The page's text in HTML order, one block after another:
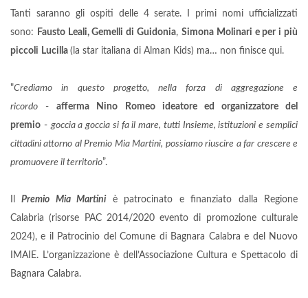
Tanti saranno gli ospiti delle 4 serate. I primi nomi ufficializzati
sono:
Fausto Leali, Gemelli di Guidonia, Simona Molinari e per i più
piccoli Lucilla (la star italiana di Alman Kids) ma… non finisce qui.
"Crediamo in questo progetto, nella forza di aggregazione e
ricordo -afferma Nino Romeo ideatore ed organizzatore del
premio - goccia a goccia si fa il mare, tutti Insieme, istituzioni e semplici
cittadini attorno al Premio Mia Martini, possiamo riuscire a far crescere e
promuovere il territorio”.
IlPremio Mia Martiniè patrocinato e finanziato dalla Regione
Calabria (risorse PAC 2014/2020 evento di promozione culturale
2024), e il Patrocinio del Comune di Bagnara Calabra e del Nuovo
IMAIE. L’organizzazione è dell’Associazione Cultura e Spettacolo di
Bagnara Calabra.